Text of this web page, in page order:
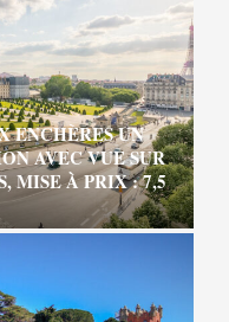
ENCHÈRES UN
AVEC VUE SUR
MISE À PRIX : 7,5